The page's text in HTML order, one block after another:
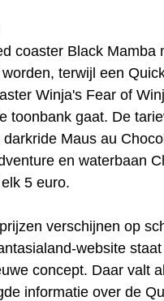
coaster Black Mamba
terwijl een
Winja's Fear of
toonbank gaat. De
darkride Maus au
en waterbaan
5 euro.
verschijnen op
website
concept. Daar valt
informatie over de